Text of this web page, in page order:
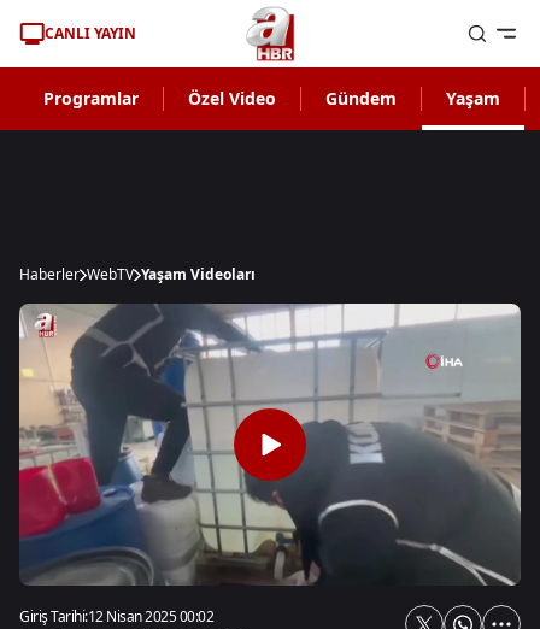
CANLI YAYIN
Programlar Özel Video Gündem Yaşam
Haberler WebTV Yaşam Videoları
Giriş Tarihi:12 Nisan 2025 00:02